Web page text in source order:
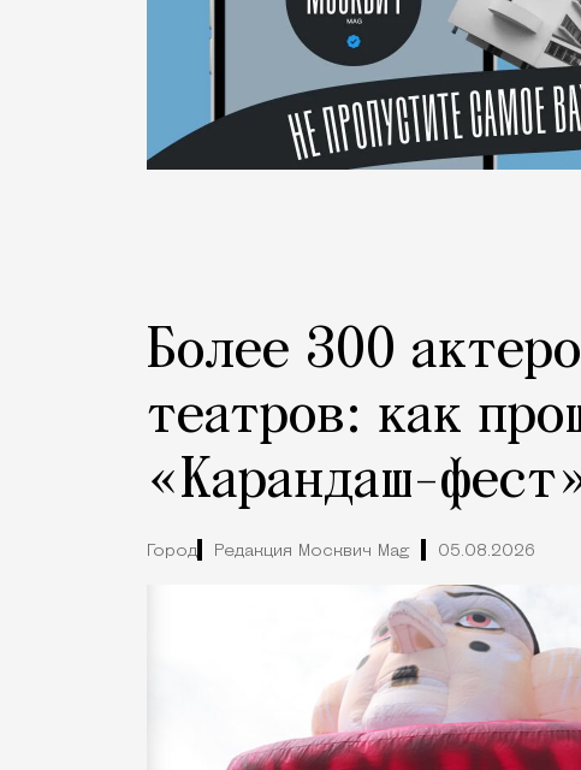
Более 300
театров: как
«Карандаш-
Город Редакция Москвич Mag 05.08.2026